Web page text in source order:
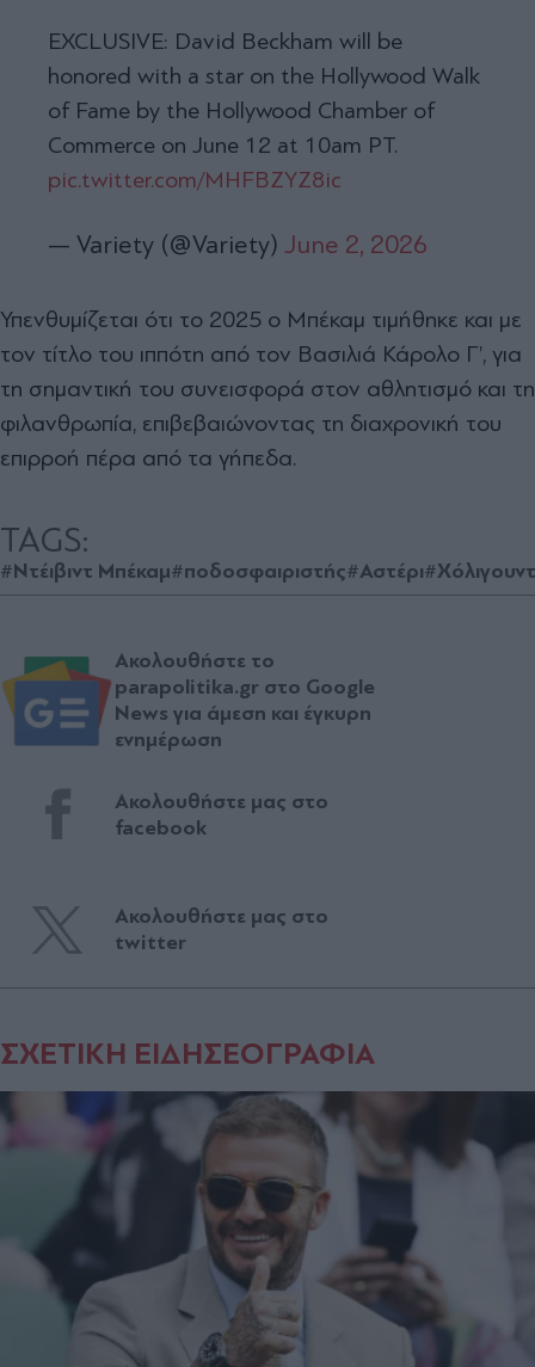
EXCLUSIVE: David Beckham will be
honored with a star on the Hollywood Walk
of Fame by the Hollywood Chamber of
Commerce on June 12 at 10am PT.
pic.twitter.com/MHFBZYZ8ic
— Variety (@Variety) June 2, 2026
Υπενθυμίζεται ότι το 2025 ο Μπέκαμ τιμήθηκε και με
τον τίτλο του ιππότη από τον Βασιλιά Κάρολο Γ’, για
τη σημαντική του συνεισφορά στον αθλητισμό και τη
φιλανθρωπία, επιβεβαιώνοντας τη διαχρονική του
επιρροή πέρα από τα γήπεδα.
TAGS:
#Ντέιβιντ Μπέκαμ#ποδοσφαιριστής#Αστέρι#Χόλιγουντ
Ακολουθήστε το
parapolitika.gr στο Google
News για άμεση και έγκυρη
ενημέρωση
Ακολουθήστε μας στο
facebook
Ακολουθήστε μας στο
twitter
ΣΧΕΤΙΚΗ ΕΙΔΗΣΕΟΓΡΑΦΙΑ